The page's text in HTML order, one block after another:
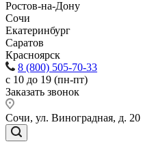
Ростов-на-Дону
Сочи
Екатеринбург
Саратов
Красноярск
8 (800) 505-70-33
с 10 до 19 (пн-пт)
Заказать звонок
Сочи, ул. Виноградная, д. 20